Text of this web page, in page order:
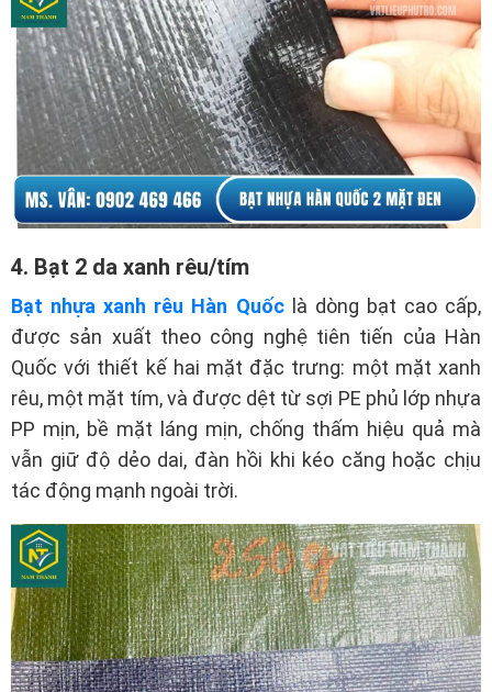
4. Bạt 2 da xanh rêu/tím
Bạt nhựa xanh rêu Hàn Quốclà dòng bạt cao cấp,
được sản xuất theo công nghệ tiên tiến của Hàn
Quốc với thiết kế hai mặt đặc trưng: một mặt xanh
rêu, một mặt tím, và được dệt từ sợi PE phủ lớp nhựa
PP mịn, bề mặt láng mịn, chống thấm hiệu quả mà
vẫn giữ độ dẻo dai, đàn hồi khi kéo căng hoặc chịu
tác động mạnh ngoài trời.